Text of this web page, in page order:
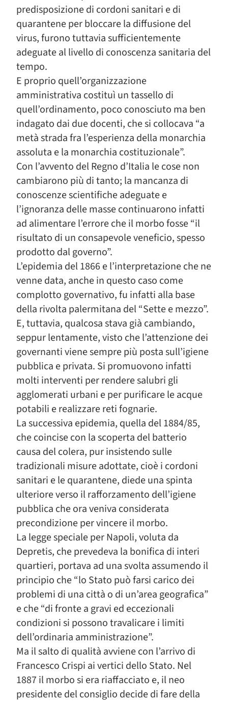
predisposizione di cordoni sanitari e di
quarantene per bloccare la diffusione del
virus, furono tuttavia sufficientemente
adeguate al livello di conoscenza sanitaria del
tempo.
E proprio quell’organizzazione
amministrativa costituì un tassello di
quell’ordinamento, poco conosciuto ma ben
indagato dai due docenti, che si collocava “a
metà strada fra l’esperienza della monarchia
assoluta e la monarchia costituzionale”.
Con l’avvento del Regno d’Italia le cose non
cambiarono più di tanto; la mancanza di
conoscenze scientifiche adeguate e
l’ignoranza delle masse continuarono infatti
ad alimentare l’errore che il morbo fosse “il
risultato di un consapevole veneficio, spesso
prodotto dal governo”.
L’epidemia del 1866 e l’interpretazione che ne
venne data, anche in questo caso come
complotto governativo, fu infatti alla base
della rivolta palermitana del “Sette e mezzo”.
E, tuttavia, qualcosa stava già cambiando,
seppur lentamente, visto che l’attenzione dei
governanti viene sempre più posta sull’igiene
pubblica e privata. Si promuovono infatti
molti interventi per rendere salubri gli
agglomerati urbani e per purificare le acque
potabili e realizzare reti fognarie.
La successiva epidemia, quella del 1884/85,
che coincise con la scoperta del batterio
causa del colera, pur insistendo sulle
tradizionali misure adottate, cioè i cordoni
sanitari e le quarantene, diede una spinta
ulteriore verso il rafforzamento dell’igiene
pubblica che ora veniva considerata
precondizione per vincere il morbo.
La legge speciale per Napoli, voluta da
Depretis, che prevedeva la bonifica di interi
quartieri, portava ad una svolta assumendo il
principio che “lo Stato può farsi carico dei
problemi di una città o di un’area geografica”
e che “di fronte a gravi ed eccezionali
condizioni si possono travalicare i limiti
dell’ordinaria amministrazione”.
Ma il salto di qualità avviene con l’arrivo di
Francesco Crispi ai vertici dello Stato. Nel
1887 il morbo si era riaffacciato e, il neo
presidente del consiglio decide di fare della